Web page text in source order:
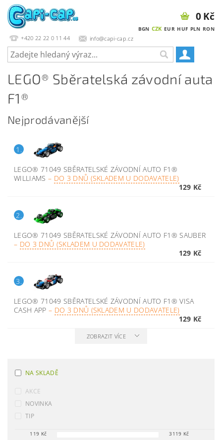
+420 22 22 0 11 44 info@capi-cap.cz
BGN CZK EUR HUF PLN RON
0 Kč
LEGO® Sběratelská závodní auta
F1®
Nejprodávanější
1.
LEGO® 71049 SBĚRATELSKÉ ZÁVODNÍ AUTO F1®
WILLIAMS– DO 3 DNŮ (SKLADEM U DODAVATELE)
129 Kč
2.
LEGO® 71049 SBĚRATELSKÉ ZÁVODNÍ AUTO F1® SAUBER
– DO 3 DNŮ (SKLADEM U DODAVATELE)
129 Kč
3.
LEGO® 71049 SBĚRATELSKÉ ZÁVODNÍ AUTO F1® VISA
CASH APP– DO 3 DNŮ (SKLADEM U DODAVATELE)
129 Kč
ZOBRAZIT VÍCE
NA SKLADĚ
AKCE
NOVINKA
TIP
119 Kč 3119 Kč